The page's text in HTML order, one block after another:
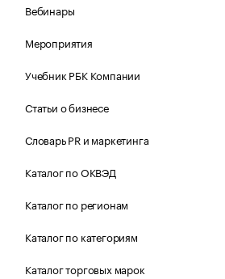
Вебинары
Мероприятия
Учебник РБК Компании
Статьи о бизнесе
Словарь PR и маркетинга
Каталог по ОКВЭД
Каталог по регионам
Каталог по категориям
Каталог торговых марок